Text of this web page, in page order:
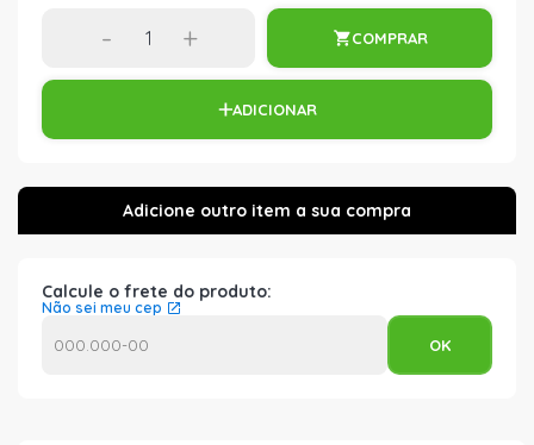
- + COMPRAR
ADICIONAR
Calcule o frete do produto:
Não sei meu cep